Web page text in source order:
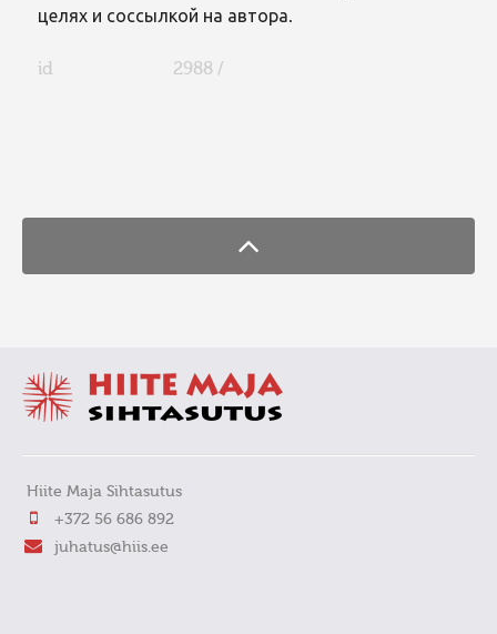
целях и соссылкой на автора.
id 2988 /
Hiite Maja Sihtasutus
+372 56 686 892
juhatus@hiis.ee